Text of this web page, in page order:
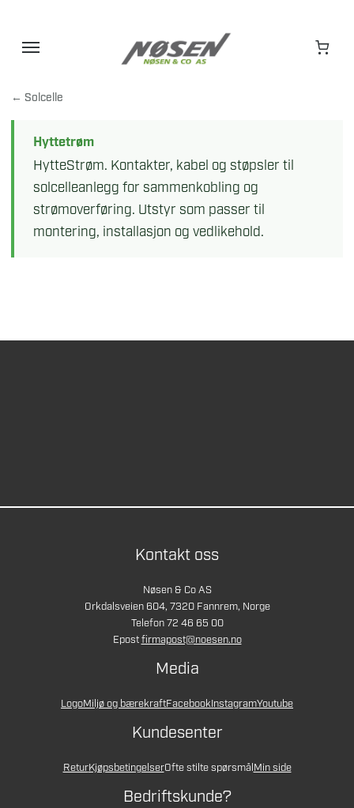
← Solcelle
Hyttetrøm
HytteStrøm. Kontakter, kabel og støpsler til
solcelleanlegg for sammenkobling og
strømoverføring. Utstyr som passer til
montering, installasjon og vedlikehold.
Kontakt oss
Nøsen & Co AS
Orkdalsveien 604, 7320 Fannrem, Norge
Telefon 72 46 65 00
Epostfirmapost@noesen.no
Media
LogoMiljø og bærekraftFacebookInstagramYoutube
Kundesenter
ReturKjøpsbetingelserOfte stilte spørsmålMin side
Bedriftskunde?